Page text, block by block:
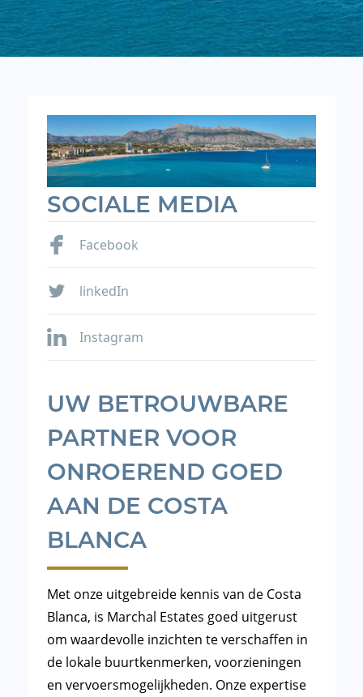
SOCIALE MEDIA
Facebook
linkedIn
Instagram
UW BETROUWBARE
PARTNER VOOR
ONROEREND GOED
AAN DE COSTA
BLANCA
Met onze uitgebreide kennis van de Costa
Blanca, is Marchal Estates goed uitgerust
om waardevolle inzichten te verschaffen in
de lokale buurtkenmerken, voorzieningen
en vervoersmogelijkheden. Onze expertise